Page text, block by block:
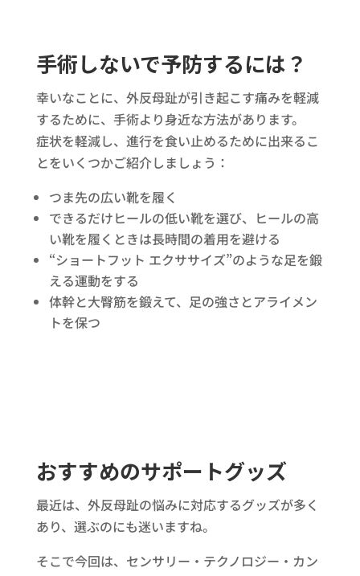
手術しないで予防するには？
幸いなことに、外反母趾が引き起こす痛みを軽減
するために、手術より身近な方法があります。
症状を軽減し、進行を食い止めるために出来るこ
とをいくつかご紹介しましょう：
つま先の広い靴を履く
できるだけヒールの低い靴を選び、ヒールの高
い靴を履くときは長時間の着用を避ける
“ショートフット エクササイズ”のような足を鍛
える運動をする
体幹と大臀筋を鍛えて、足の強さとアライメン
トを保つ
おすすめのサポートグッズ
最近は、外反母趾の悩みに対応するグッズが多く
あり、選ぶのにも迷いますね。
そこで今回は、センサリー・テクノロジー・カン